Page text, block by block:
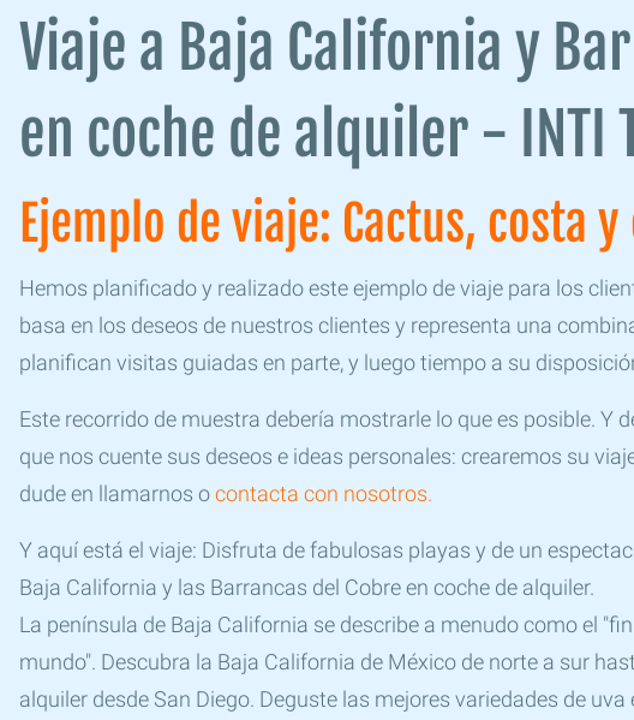
Viaje a Baja California y
en coche de alquiler - INTI
Ejemplo de viaje: Cactus, costa
Hemos planificado y realizado este ejemplo de viaje para los
basa en los deseos de nuestros clientes y representa una
planifican visitas guiadas en parte, y luego tiempo a su
Este recorrido de muestra debería mostrarle lo que es posible. Y
que nos cuente sus deseos e ideas personales: crearemos su
dude en llamarnos ocontacta con nosotros.
Y aquí está el viaje: Disfruta de fabulosas playas y de un
Baja California y las Barrancas del Cobre en coche de alquiler.
La península de Baja California se describe a menudo como el
mundo". Descubra la Baja California de México de norte a sur
alquiler desde San Diego. Deguste las mejores variedades de